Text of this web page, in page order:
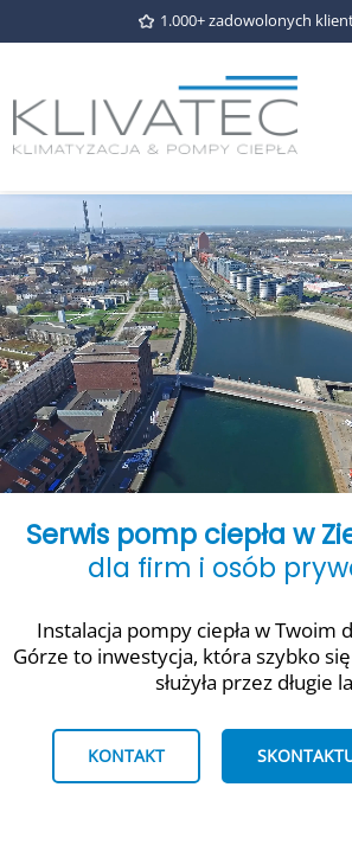
1.000+ zadowolonych
Serwis pomp ciepła w
dla firm i osób
Instalacja pompy ciepła w Twoim
Górze to inwestycja, która szybko
służyła przez długie
KONTAKT